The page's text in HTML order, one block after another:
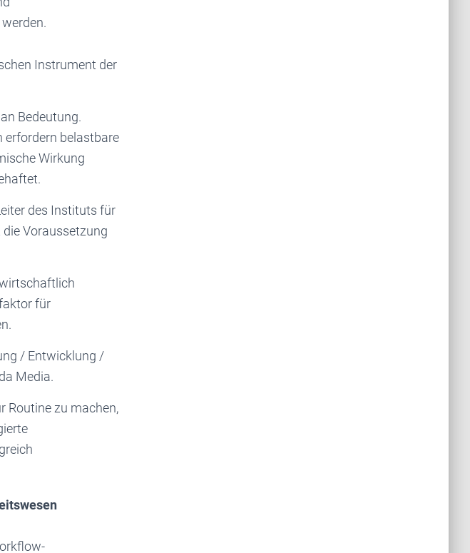
Instrument der
Bedeutung.
erfordern belastbare
Wirkung
des Instituts für
Voraussetzung
für
/ Entwicklung /
Media.
Routine zu machen,